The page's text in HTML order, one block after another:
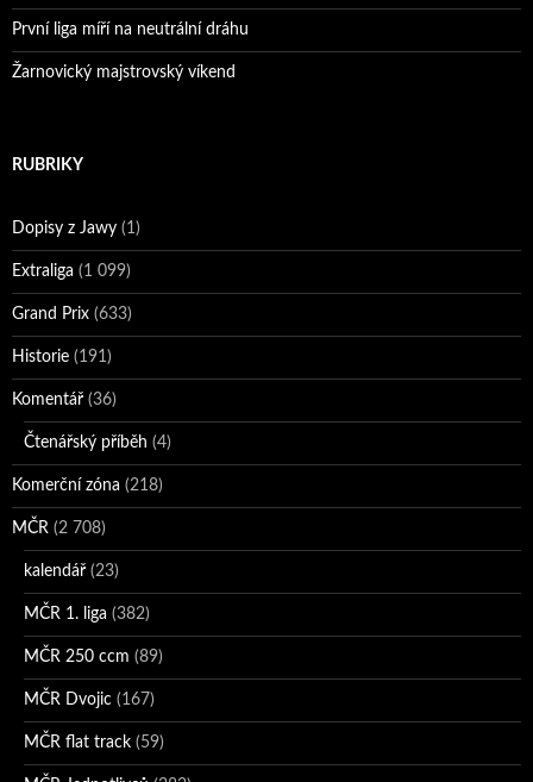
První liga míří na neutrální dráhu
Žarnovický majstrovský víkend
RUBRIKY
Dopisy z Jawy (1)
Extraliga (1 099)
Grand Prix (633)
Historie (191)
Komentář (36)
Čtenářský příběh (4)
Komerční zóna (218)
MČR (2 708)
kalendář (23)
MČR 1. liga (382)
MČR 250 ccm (89)
MČR Dvojic (167)
MČR flat track (59)